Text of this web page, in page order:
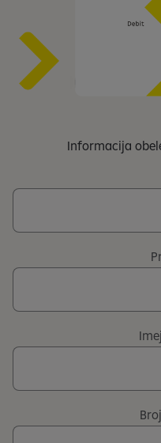
Informacija